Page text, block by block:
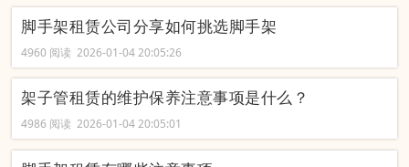
脚手架租赁公司分享如何挑选脚手架
4960 阅读 2026-01-04 20:05:26
架子管租赁的维护保养注意事项是什么？
4986 阅读 2026-01-04 20:05:01